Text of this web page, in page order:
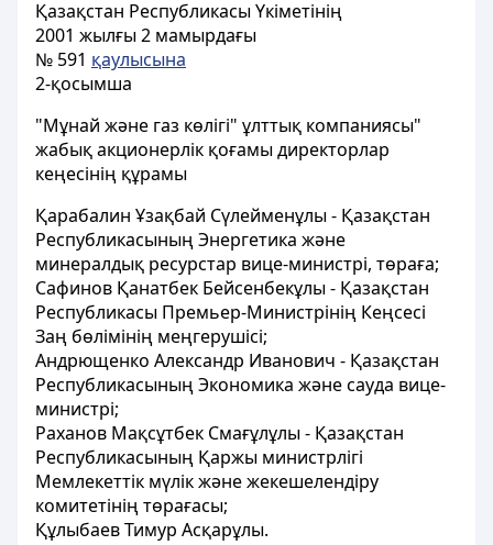
Қазақстан Республикасы Үкіметінің
2001 жылғы 2 мамырдағы
№ 591 қаулысына
2-қосымша
"Мұнай және газ көлігі" ұлттық компаниясы"
жабық акционерлік қоғамы директорлар
кеңесінің құрамы
Қарабалин Ұзақбай Сүлейменұлы - Қазақстан
Республикасының Энергетика және
минералдық ресурстар вице-министрі, төраға;
Сафинов Қанатбек Бейсенбекұлы - Қазақстан
Республикасы Премьер-Министрінің Кеңсесі
Заң бөлімінің меңгерушісі;
Андрющенко Александр Иванович - Қазақстан
Республикасының Экономика және сауда вице-
министрі;
Раханов Мақсұтбек Смағұлұлы - Қазақстан
Республикасының Қаржы министрлігі
Мемлекеттік мүлік және жекешелендіру
комитетінің төрағасы;
Құлыбаев Тимур Асқарұлы.